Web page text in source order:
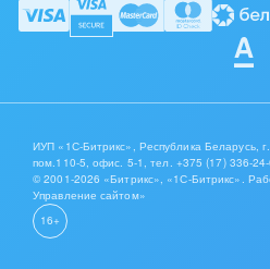
ИУП «1С-Битрикс», Республика Беларусь,
пом.110-5, офис. 5-1,тел. +375 (17) 336-
© 2001-2026 «Битрикс», «1С-Битрикс».
Управление сайтом»
16+